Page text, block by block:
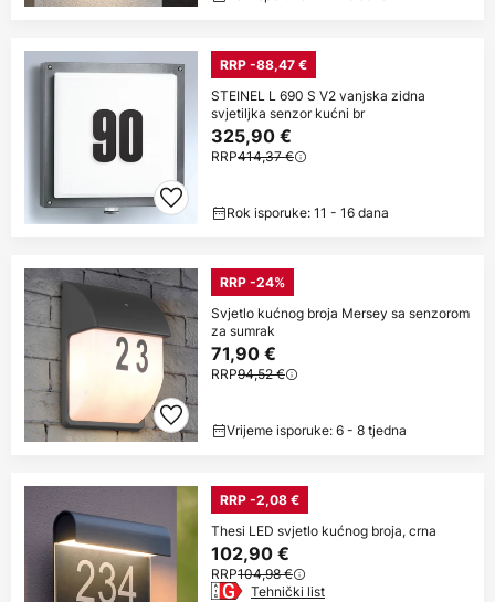
RRP -88,47 €
STEINEL L 690 S V2 vanjska zidna
svjetiljka senzor kućni br
325,90 €
RRP414,37 €
Rok isporuke: 11 - 16 dana
RRP -24%
Svjetlo kućnog broja Mersey sa senzorom
za sumrak
71,90 €
RRP94,52 €
Vrijeme isporuke: 6 - 8 tjedna
RRP -2,08 €
Thesi LED svjetlo kućnog broja, crna
102,90 €
RRP104,98 €
Tehnički list